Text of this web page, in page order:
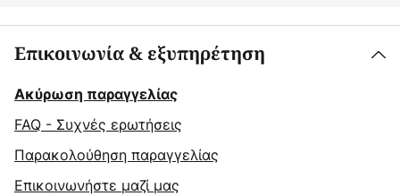
Επικοινωνία & εξυπηρέτηση
Ακύρωση παραγγελίας
FAQ - Συχνές ερωτήσεις
Παρακολούθηση παραγγελίας
Επικοινωνήστε μαζί μας